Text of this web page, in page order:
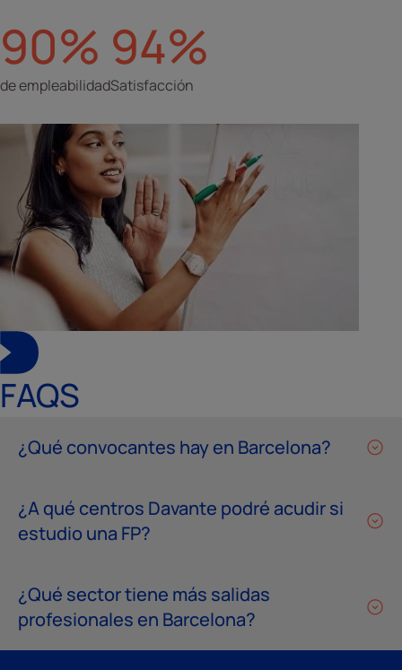
90%
de empleabilidad
94%
Satisfacción
FAQS
¿Qué convocantes hay en Barcelona?
¿A qué centros Davante podré acudir si
estudio una FP?
¿Qué sector tiene más salidas
profesionales en Barcelona?